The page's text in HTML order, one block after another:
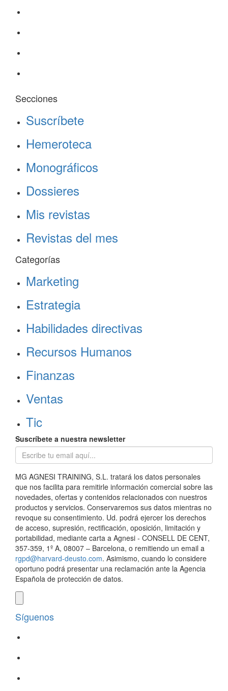
Secciones
Suscríbete
Hemeroteca
Monográficos
Dossieres
Mis revistas
Revistas del mes
Categorías
Marketing
Estrategia
Habilidades directivas
Recursos Humanos
Finanzas
Ventas
Tic
Suscríbete a nuestra newsletter
MG AGNESI TRAINING, S.L. tratará los datos personales
que nos facilita para remitirle información comercial sobre las
novedades, ofertas y contenidos relacionados con nuestros
productos y servicios. Conservaremos sus datos mientras no
revoque su consentimiento. Ud. podrá ejercer los derechos
de acceso, supresión, rectificación, oposición, limitación y
portabilidad, mediante carta a Agnesi - CONSELL DE CENT,
357-359, 1º A, 08007 – Barcelona, o remitiendo un email a
rgpd@harvard-deusto.com. Asimismo, cuando lo considere
oportuno podrá presentar una reclamación ante la Agencia
Española de protección de datos.
Síguenos